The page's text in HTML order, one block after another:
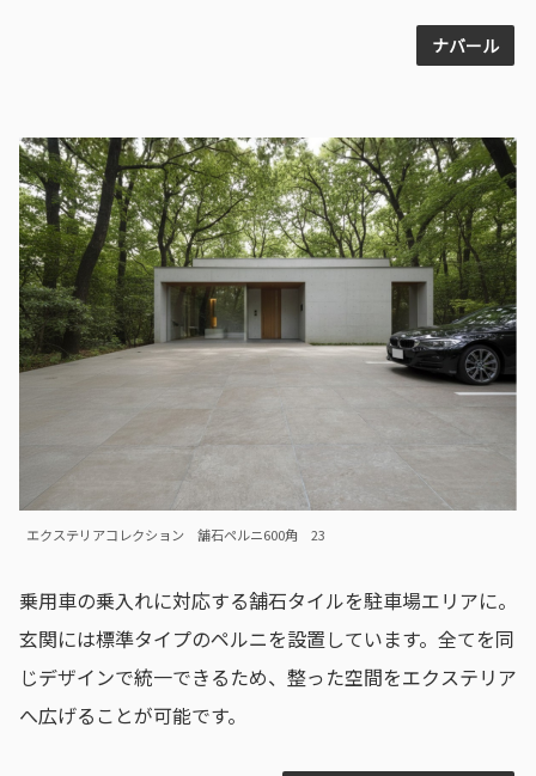
ナバール
エクステリアコレクション 舗石ペルニ600角 23
乗用車の乗入れに対応する舗石タイルを駐車場エリアに。
玄関には標準タイプのペルニを設置しています。全てを同
じデザインで統一できるため、整った空間をエクステリア
へ広げることが可能です。